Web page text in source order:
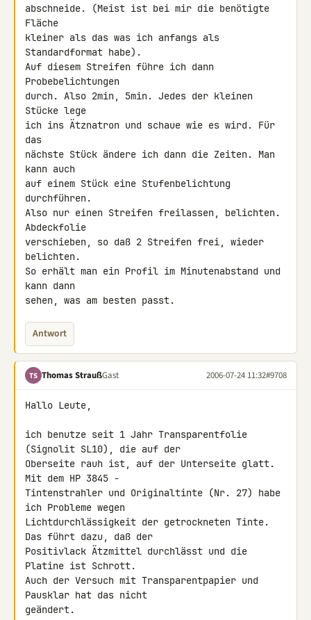
abschneide. (Meist ist bei mir die benötigte
Fläche
kleiner als das was ich anfangs als
Standardformat habe).
Auf diesem Streifen führe ich dann
Probebelichtungen
durch. Also 2min, 5min. Jedes der kleinen
Stücke lege
ich ins Ätznatron und schaue wie es wird. Für
das
nächste Stück ändere ich dann die Zeiten. Man
kann auch
auf einem Stück eine Stufenbelichtung
durchführen.
Also nur einen Streifen freilassen, belichten.
Abdeckfolie
verschieben, so daß 2 Streifen frei, wieder
belichten.
So erhält man ein Profil im Minutenabstand und
kann dann
sehen, was am besten passt.
Antwort
TS Thomas StraußGast 2006-07-24 11:32#9708
Hallo Leute,
ich benutze seit 1 Jahr Transparentfolie
(Signolit SL10), die auf der
Oberseite rauh ist, auf der Unterseite glatt.
Mit dem HP 3845 -
Tintenstrahler und Originaltinte (Nr. 27) habe
ich Probleme wegen
Lichtdurchlässigkeit der getrockneten Tinte.
Das führt dazu, daß der
Positivlack Ätzmittel durchlässt und die
Platine ist Schrott.
Auch der Versuch mit Transparentpapier und
Pausklar hat das nicht
geändert.